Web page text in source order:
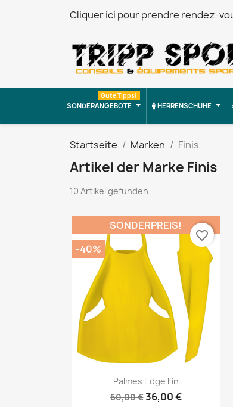
Cliquer ici pour prendre rendez-
SONDERANGEBOTE
Gute Tipps!
HERRENSCHUHE
Startseite Marken Finis
Artikel der Marke Finis
10 Artikel gefunden
Vorschau
Palmes Edge Fin
60,00 €36,00 €
SONDERPREIS!
-40%
favorite_border